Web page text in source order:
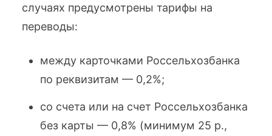
случаях предусмотрены тарифы на
переводы:
между карточками Россельхозбанка
по реквизитам — 0,2%;
со счета или на счет Россельхозбанка
без карты — 0,8% (минимум 25 р.,